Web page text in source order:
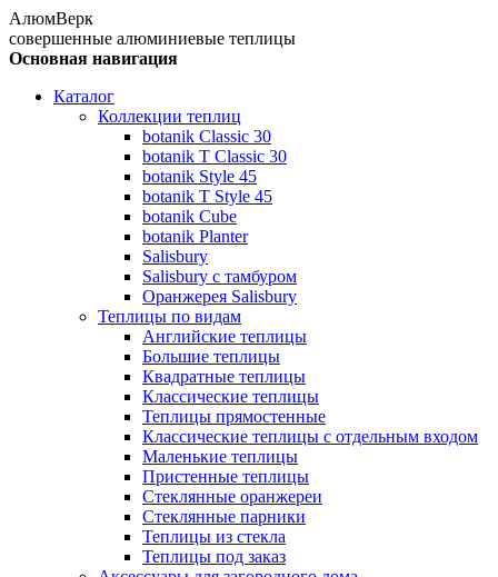
АлюмВерк
совершенные алюминиевые теплицы
Основная навигация
Каталог
Коллекции теплиц
botanik Classic 30
botanik T Classic 30
botanik Style 45
botanik Т Style 45
botanik Cube
botanik Planter
Salisbury
Salisbury с тамбуром
Оранжерея Salisbury
Теплицы по видам
Английские теплицы
Большие теплицы
Квадратные теплицы
Классические теплицы
Теплицы прямостенные
Классические теплицы с отдельным входом
Маленькие теплицы
Пристенные теплицы
Стеклянные оранжереи
Стеклянные парники
Теплицы из стекла
Теплицы под заказ